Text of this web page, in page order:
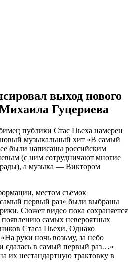
выход нового
Гуцериева
публики Стас Пьеха намерен
новый музыкальный хит «В самый
были написаны российским
(с ним сотрудничают многие
а музыка — Виктором
местом съемок
первый раз» были выбраны
Сюжет видео пока сохраняется
появлению самых невероятных
Стаса Пьехи. Однако
руки ночь возьму, за небо
сдалась в самый первый раз…»
их нестандартную трактовку в